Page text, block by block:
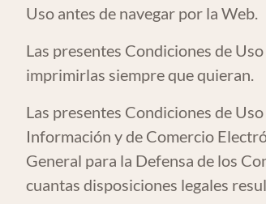
Uso antes de navegar por la Web.
Las presentes Condiciones de
imprimirlas siempre que quieran.
Las presentes Condiciones de
Información y de Comercio
General para la Defensa de los
cuantas disposiciones legales